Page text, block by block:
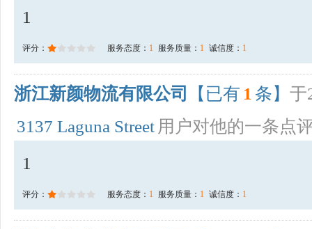
1
评分： 服务态度： 1 服务质量： 1 诚信度： 1
浙江新颜物流有限公司 【已有 1 条】 于
3137 Laguna Street 用户对他的一条点
1
评分： 服务态度： 1 服务质量： 1 诚信度： 1